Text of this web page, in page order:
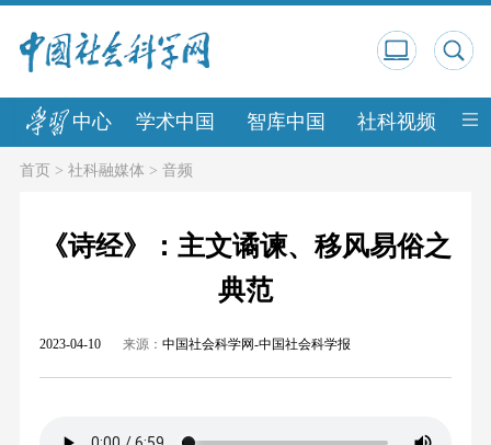
中心 学术中国 智库中国 社科视频 中
首页> 社科融媒体 > 音频
《诗经》：主文谲谏、移风易俗之
典范
2023-04-10 来源： 中国社会科学网-中国社会科学报